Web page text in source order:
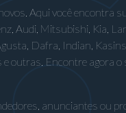
Aqui você encontra
Audi, Mitsubishi, Kia,
Dafra, Indian,
outras. Encontre agora
anunciantes ou